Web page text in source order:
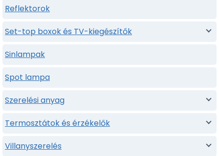
Reflektorok
Set-top boxok és TV-kiegészítők
Sinlampak
Spot lampa
Szerelési anyag
Termosztátok és érzékelők
Villanyszerelés